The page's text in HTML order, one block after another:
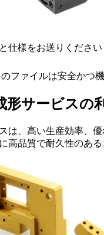
仕様をお送りください
ファイルは安全かつ
形サービスの
は、高い生産効率、
高品質で耐久性のあ